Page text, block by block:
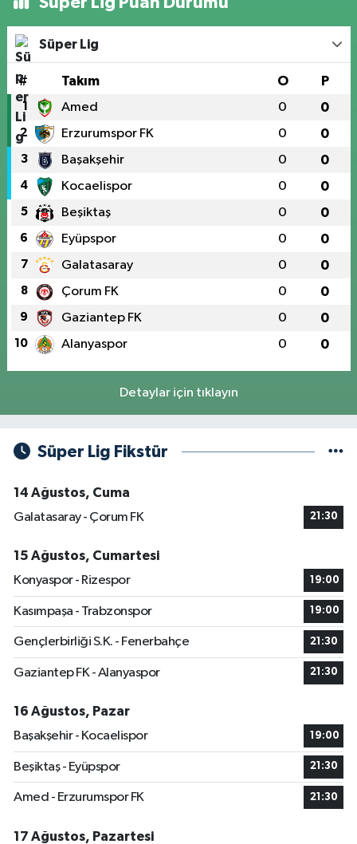
Süper Lig
# Takım O P
1 Amed 0 0
2 Erzurumspor FK 0 0
3 Başakşehir 0 0
4 Kocaelispor 0 0
5 Beşiktaş 0 0
6 Eyüpspor 0 0
7 Galatasaray 0 0
8 Çorum FK 0 0
9 Gaziantep FK 0 0
10 Alanyaspor 0 0
Detaylar için tıklayın
Süper Lig Fikstür
14 Ağustos, Cuma
Galatasaray - Çorum FK
21:30
15 Ağustos, Cumartesi
Konyaspor - Rizespor
19:00
Kasımpaşa - Trabzonspor 19:00
Gençlerbirliği S.K. - Fenerbahçe 21:30
Gaziantep FK - Alanyaspor 21:30
16 Ağustos, Pazar
Başakşehir - Kocaelispor
19:00
Beşiktaş - Eyüpspor 21:30
Amed - Erzurumspor FK 21:30
17 Ağustos, Pazartesi